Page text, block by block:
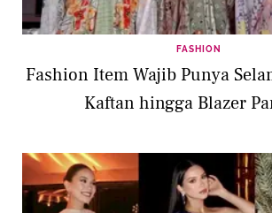
FASHION
Fashion Item Wajib Punya
Kaftan hingga Blazer